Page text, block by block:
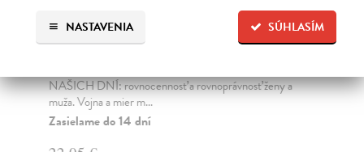
SÚHLASÍM
NASTAVENIA
Trpkejšia ako smrť je žena
NAŠICH DNÍ: rovnocennosť a rovnoprávnosť ženy a
muža. Vojna a mier m...
Zasielame do 14 dní